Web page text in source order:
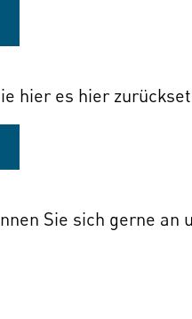
hier es hier
Sie sich gerne an